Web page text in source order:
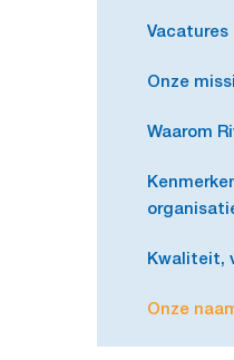
Vacatures
Onze
Waarom
Kwaliteit,
Onze